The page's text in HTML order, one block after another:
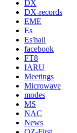
DX
DX-records
EME
Es
Es'hail
facebook
FT8
IARU
Meetings
Microwave
modes
MS
NAC
News